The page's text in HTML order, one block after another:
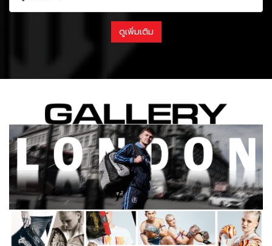
ดูเพิ่มเติม